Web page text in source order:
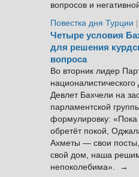
вопросов и
Повестка дня Турции
Четыре условия
для решения
вопроса
Во вторник лидер
Девлет Бахчели на
парламентской
формулировку:
обретёт покой,
Ахметы — свои
свой дом, наша
непоколебима». →